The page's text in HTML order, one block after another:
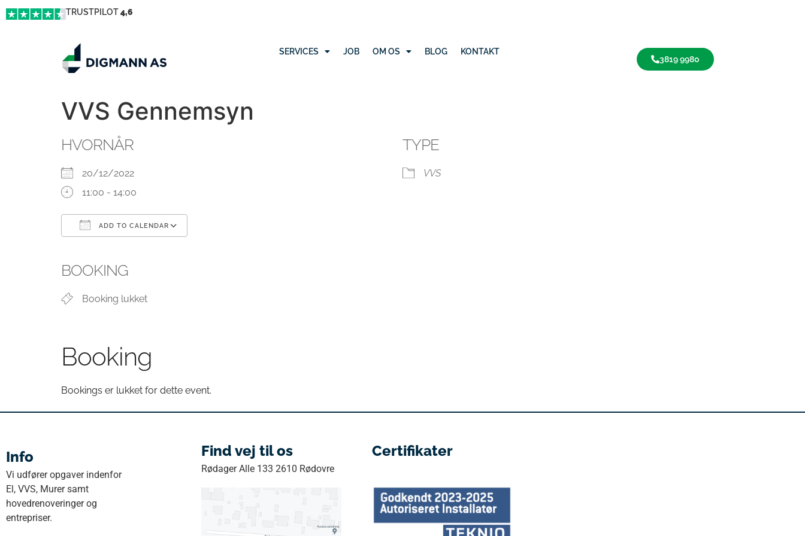
TRUSTPILOT4,6
SERVICES JOB OM OS BLOG
KONTAKT
3819 9980
VVS Gennemsyn
HVORNÅR
20/12/2022
11:00 - 14:00
ADD TO CALENDAR
BOOKING
Booking lukket
TYPE
VVS
Booking
Bookings er lukket for dette event.
Info
Vi udfører opgaver indenfor
El, VVS, Murer samt
hovedrenoveringer og
entrepriser.
Find vej til os
Rødager Alle 133 2610 Rødovre
Certifikater